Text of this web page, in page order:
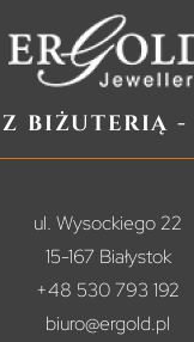
z biżuterią
ul. Wysockiego 22
15-167 Białystok
+48 530 793 192
biuro@ergold.pl